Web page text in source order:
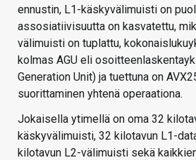
ennustin, L1-käskyvälimuisti on
assosiatiivisuutta on kasvatettu,
välimuisti on tuplattu,
kolmas AGU eli
Generation Unit) ja tuettuna on
suorittaminen yhtenä operaationa.
Jokaisella ytimellä on oma 32
käskyvälimuisti, 32 kilotavun L1-
kilotavun L2-välimuisti sekä